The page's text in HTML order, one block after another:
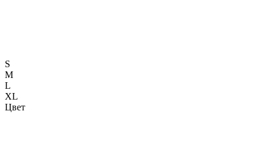
S
M
L
XL
Цвет